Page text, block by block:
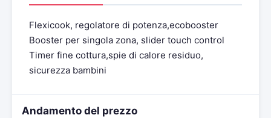
Flexicook, regolatore di potenza,ecobooster
Booster per singola zona, slider touch control
Timer fine cottura,spie di calore residuo,
sicurezza bambini
Andamento del prezzo